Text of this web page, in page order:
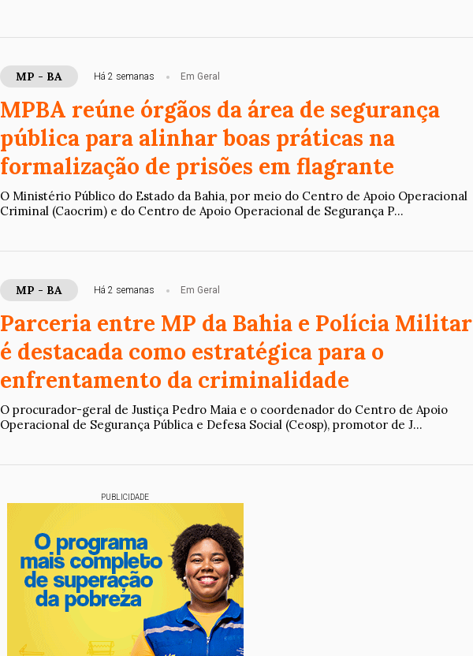
MP - BA Há 2 semanas Em Geral
MPBA reúne órgãos da área de segurança
pública para alinhar boas práticas na
formalização de prisões em flagrante
O Ministério Público do Estado da Bahia, por meio do Centro de Apoio Operacional
Criminal (Caocrim) e do Centro de Apoio Operacional de Segurança P...
MP - BA Há 2 semanas Em Geral
Parceria entre MP da Bahia e Polícia Militar
é destacada como estratégica para o
enfrentamento da criminalidade
O procurador-geral de Justiça Pedro Maia e o coordenador do Centro de Apoio
Operacional de Segurança Pública e Defesa Social (Ceosp), promotor de J...
PUBLICIDADE